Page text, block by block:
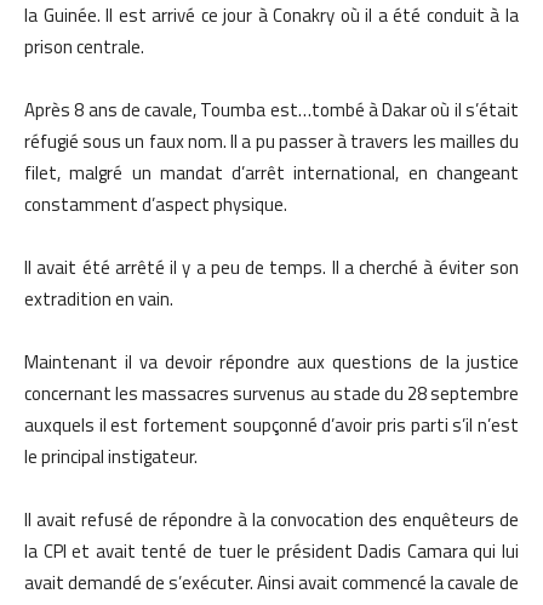
la Guinée. Il est arrivé ce jour à Conakry où il a été conduit à la
prison centrale.
Après 8 ans de cavale, Toumba est…tombé à Dakar où il s’était
réfugié sous un faux nom. Il a pu passer à travers les mailles du
filet, malgré un mandat d’arrêt international, en changeant
constamment d’aspect physique.
Il avait été arrêté il y a peu de temps. Il a cherché à éviter son
extradition en vain.
Maintenant il va devoir répondre aux questions de la justice
concernant les massacres survenus au stade du 28 septembre
auxquels il est fortement soupçonné d’avoir pris parti s’il n’est
le principal instigateur.
Il avait refusé de répondre à la convocation des enquêteurs de
la CPI et avait tenté de tuer le président Dadis Camara qui lui
avait demandé de s’exécuter. Ainsi avait commencé la cavale de